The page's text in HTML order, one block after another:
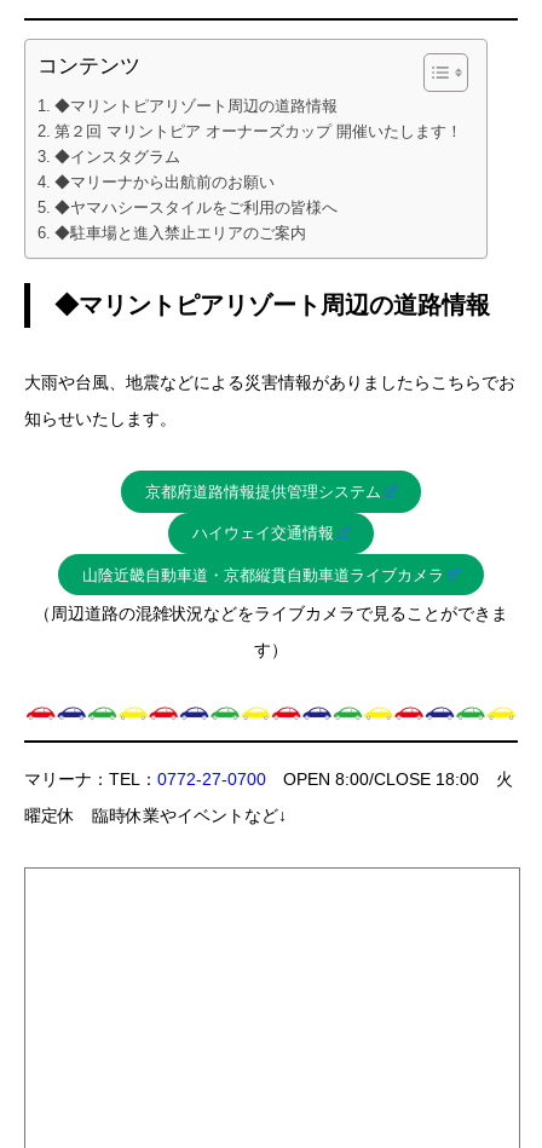
コンテンツ
◆マリントピアリゾート周辺の道路情報
第２回 マリントピア オーナーズカップ 開催いたします！
◆インスタグラム
◆マリーナから出航前のお願い
◆ヤマハシースタイルをご利用の皆様へ
◆駐車場と進入禁止エリアのご案内
◆マリントピアリゾート周辺の道路情報
大雨や台風、地震などによる災害情報がありましたらこちらでお
知らせいたします。
京都府道路情報提供管理システム
ハイウェイ交通情報
山陰近畿自動車道・京都縦貫自動車道ライブカメラ
（周辺道路の混雑状況などをライブカメラで見ることができま
す）
マリーナ：TEL： 0772-27-0700 OPEN 8:00/CLOSE 18:00 火
曜定休 臨時休業やイベントなど↓